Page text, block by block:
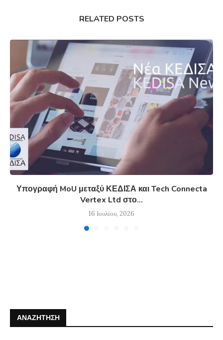
RELATED POSTS
Υπογραφή MoU μεταξύ ΚΕΔΙΣΑ και Tech Connecta
Vertex Ltd στο...
16 Ιουλίου, 2026
ΑΝΑΖΉΤΗΣΗ